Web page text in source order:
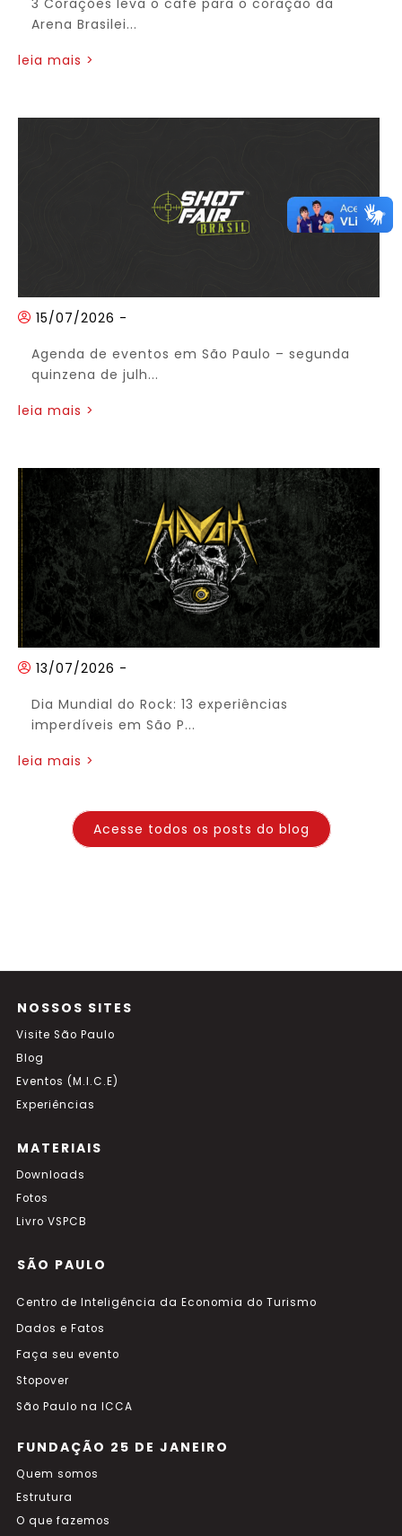
3 Corações leva o café para o coração da
Arena Brasilei...
leia mais >
15/07/2026 -
Agenda de eventos em São Paulo – segunda
quinzena de julh...
leia mais >
13/07/2026 -
Dia Mundial do Rock: 13 experiências
imperdíveis em São P...
leia mais >
Acesse todos os posts do blog
NOSSOS SITES
Visite São Paulo
Blog
Eventos (M.I.C.E)
Experiências
MATERIAIS
Downloads
Fotos
Livro VSPCB
SÃO PAULO
Centro de Inteligência da Economia do Turismo
Dados e Fatos
Faça seu evento
Stopover
São Paulo na ICCA
FUNDAÇÃO 25 DE JANEIRO
Quem somos
Estrutura
O que fazemos